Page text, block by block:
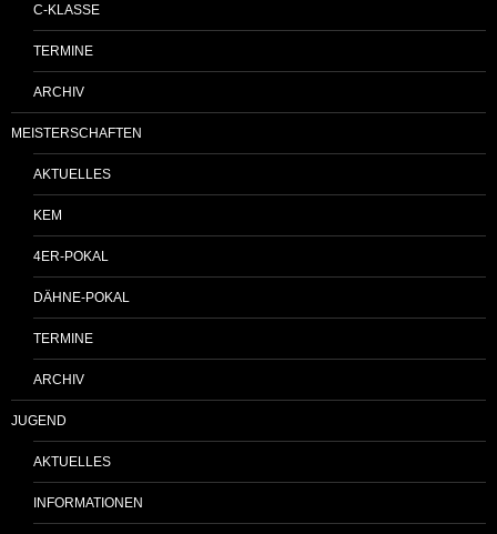
C-KLASSE
TERMINE
ARCHIV
MEISTERSCHAFTEN
AKTUELLES
KEM
4ER-POKAL
DÄHNE-POKAL
TERMINE
ARCHIV
JUGEND
AKTUELLES
INFORMATIONEN